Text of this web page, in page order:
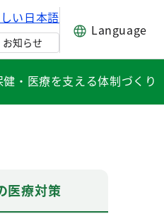
い日本語
お知らせ
Language
健・医療を支える体制づくり
医療対策